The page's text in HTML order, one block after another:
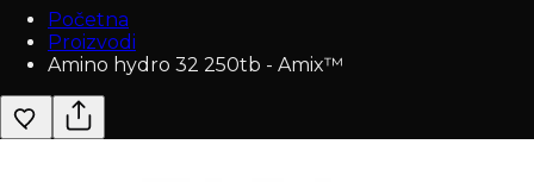
Početna
Proizvodi
Amino hydro 32 250tb - Amix™